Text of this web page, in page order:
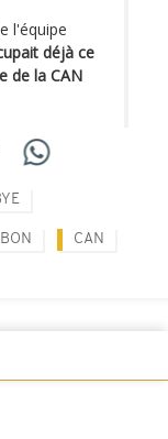
l'équipe
déjà ce
de la CAN
CAN